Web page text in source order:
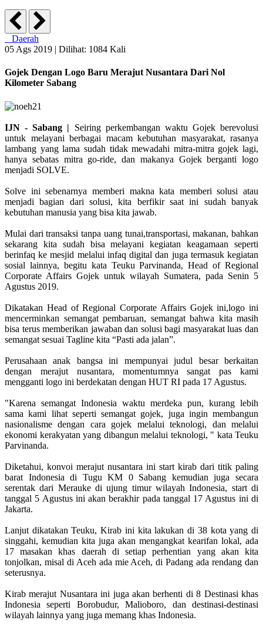
Daerah
05 Ags 2019 | Dilihat: 1084 Kali
Gojek Dengan Logo Baru Merajut Nusantara Dari Nol
Kilometer Sabang
IJN - Sabang | Seiring perkembangan waktu Gojek berevolusi
untuk melayani berbagai macam kebutuhan masyarakat, rasanya
lambang yang lama sudah tidak mewadahi mitra-mitra gojek lagi,
hanya sebatas mitra go-ride, dan makanya Gojek berganti logo
menjadi SOLVE.
Solve ini sebenarnya memberi makna kata memberi solusi atau
menjadi bagian dari solusi, kita berfikir saat ini sudah banyak
kebutuhan manusia yang bisa kita jawab.
Mulai dari transaksi tanpa uang tunai,transportasi, makanan, bahkan
sekarang kita sudah bisa melayani kegiatan keagamaan seperti
berinfaq ke mesjid melalui infaq digital dan juga termasuk kegiatan
sosial lainnya, begitu kata Teuku Parvinanda, Head of Regional
Corporate Affairs Gojek untuk wilayah Sumatera, pada Senin 5
Agustus 2019.
Dikatakan Head of Regional Corporate Affairs Gojek ini,logo ini
mencerminkan semangat pembaruan, semangat bahwa kita masih
bisa terus memberikan jawaban dan solusi bagi masyarakat luas dan
semangat sesuai Tagline kita “Pasti ada jalan”.
Perusahaan anak bangsa ini mempunyai judul besar berkaitan
dengan merajut nusantara, momentumnya sangat pas kami
mengganti logo ini berdekatan dengan HUT RI pada 17 Agustus.
"Karena semangat Indonesia waktu merdeka pun, kurang lebih
sama kami lihat seperti semangat gojek, juga ingin membangun
nasionalisme dengan cara gojek melalui teknologi, dan melalui
ekonomi kerakyatan yang dibangun melalui teknologi, " kata Teuku
Parvinanda.
Diketahui, konvoi merajut nusantara ini start kirab dari titik paling
barat Indonesia di Tugu KM 0 Sabang kemudian juga secara
serentak dari Merauke di ujung timur wilayah Indonesia, start di
tanggal 5 Agustus ini akan berakhir pada tanggal 17 Agustus ini di
Jakarta.
Lanjut dikatakan Teuku, Kirab ini kita lakukan di 38 kota yang di
singgahi, kemudian kita juga akan mengangkat kearifan lokal, ada
17 masakan khas daerah di setiap perhentian yang akan kita
tonjolkan, misal di Aceh ada mie Aceh, di Padang ada rendang dan
seterusnya.
Kirab merajut Nusantara ini juga akan berhenti di 8 Destinasi khas
Indonesia seperti Borobudur, Malioboro, dan destinasi-destinasi
wilayah lainnya yang juga memang khas Indonesia.